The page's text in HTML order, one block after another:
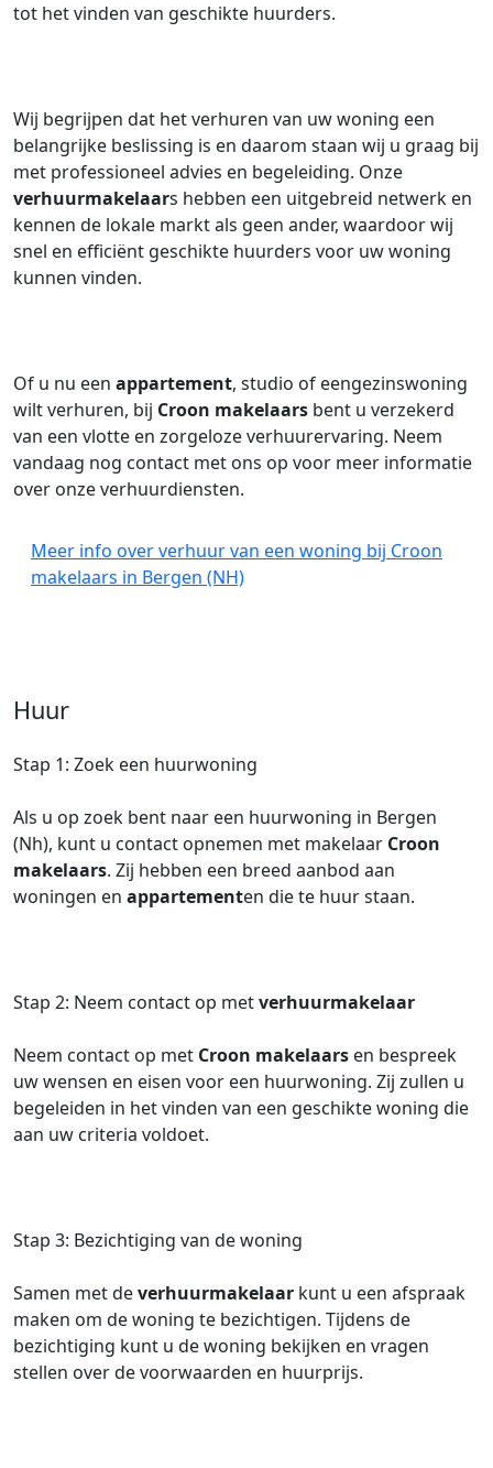
tot het vinden van geschikte huurders.
Wij begrijpen dat het verhuren van uw woning een
belangrijke beslissing is en daarom staan wij u graag bij
met professioneel advies en begeleiding. Onze
verhuurmakelaars hebben een uitgebreid netwerk en
kennen de lokale markt als geen ander, waardoor wij
snel en efficiënt geschikte huurders voor uw woning
kunnen vinden.
Of u nu een appartement, studio of eengezinswoning
wilt verhuren, bij Croon makelaars bent u verzekerd
van een vlotte en zorgeloze verhuurervaring. Neem
vandaag nog contact met ons op voor meer informatie
over onze verhuurdiensten.
Meer info over verhuur van een woning bij Croon
makelaars in Bergen (NH)
Huur
Stap 1: Zoek een huurwoning
Als u op zoek bent naar een huurwoning in Bergen
(Nh), kunt u contact opnemen met makelaar Croon
makelaars. Zij hebben een breed aanbod aan
woningen en appartementen die te huur staan.
Stap 2: Neem contact op metverhuurmakelaar
Neem contact op met Croon makelaars en bespreek
uw wensen en eisen voor een huurwoning. Zij zullen u
begeleiden in het vinden van een geschikte woning die
aan uw criteria voldoet.
Stap 3: Bezichtiging van de woning
Samen met deverhuurmakelaar kunt u een afspraak
maken om de woning te bezichtigen. Tijdens de
bezichtiging kunt u de woning bekijken en vragen
stellen over de voorwaarden en huurprijs.